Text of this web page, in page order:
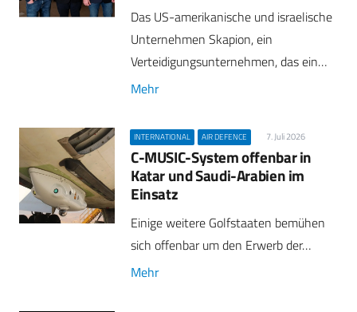
Das US-amerikanische und israelische
Unternehmen Skapion, ein
Verteidigungsunternehmen, das ein…
Mehr
INTERNATIONAL AIR DEFENCE 7. Juli 2026
C-MUSIC-System offenbar in
Katar und Saudi-Arabien im
Einsatz
Einige weitere Golfstaaten bemühen
sich offenbar um den Erwerb der…
Mehr